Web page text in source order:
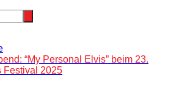
“My Personal Elvis” beim 23.
Festival 2025